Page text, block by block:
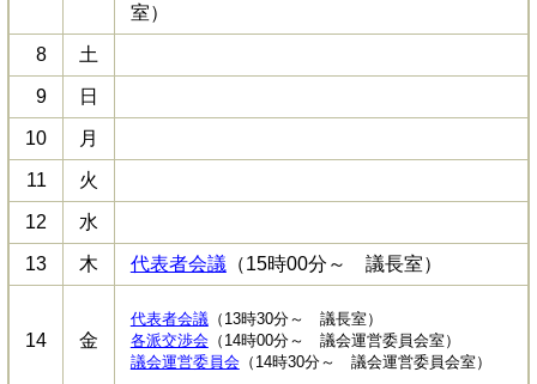
室）
8 土
9 日
10 月
11 火
12 水
13 木 代表者会議 （15時00分～ 議長室）
14 金
代表者会議 （13時30分～ 議長室）
各派交渉会（14時00分～ 議会運営委員会室）
議会運営委員会（14時30分～ 議会運営委員会室）